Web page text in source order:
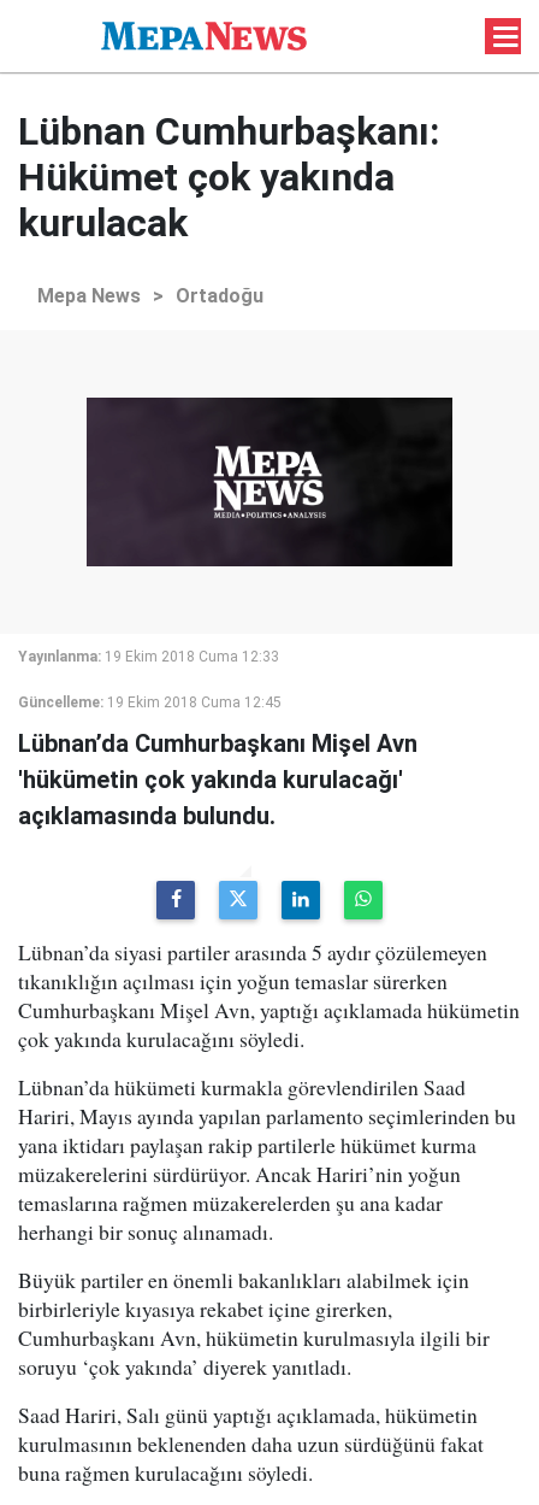
Lübnan Cumhurbaşkanı:
Hükümet çok yakında
kurulacak
Mepa News > Ortadoğu
Yayınlanma: 19 Ekim 2018 Cuma 12:33
Güncelleme: 19 Ekim 2018 Cuma 12:45
Lübnan’da Cumhurbaşkanı Mişel Avn
'hükümetin çok yakında kurulacağı'
açıklamasında bulundu.
Lübnan’da siyasi partiler arasında 5 aydır çözülemeyen
tıkanıklığın açılması için yoğun temaslar sürerken
Cumhurbaşkanı Mişel Avn, yaptığı açıklamada hükümetin
çok yakında kurulacağını söyledi.
Lübnan’da hükümeti kurmakla görevlendirilen Saad
Hariri, Mayıs ayında yapılan parlamento seçimlerinden bu
yana iktidarı paylaşan rakip partilerle hükümet kurma
müzakerelerini sürdürüyor. Ancak Hariri’nin yoğun
temaslarına rağmen müzakerelerden şu ana kadar
herhangi bir sonuç alınamadı.
Büyük partiler en önemli bakanlıkları alabilmek için
birbirleriyle kıyasıya rekabet içine girerken,
Cumhurbaşkanı Avn, hükümetin kurulmasıyla ilgili bir
soruyu ‘çok yakında’ diyerek yanıtladı.
Saad Hariri, Salı günü yaptığı açıklamada, hükümetin
kurulmasının beklenenden daha uzun sürdüğünü fakat
buna rağmen kurulacağını söyledi.